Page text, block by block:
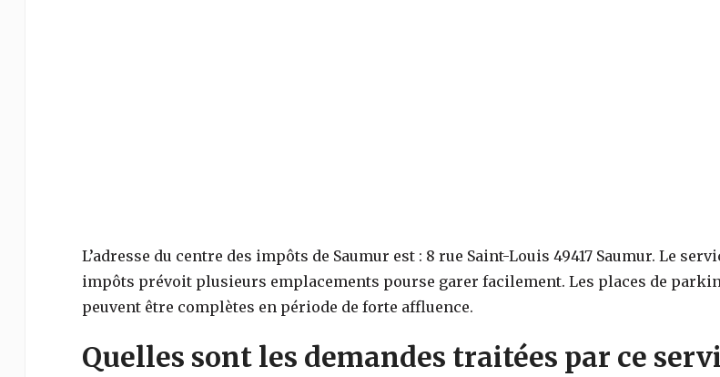
L’adresse du centre des impôts de Saumur est : 8 rue Saint-Louis 49417 Saumur. Le
impôts prévoit plusieurs emplacements pourse garer facilement. Les places de
peuvent être complètes en période de forte affluence.
Quelles sont les demandes traitées par ce